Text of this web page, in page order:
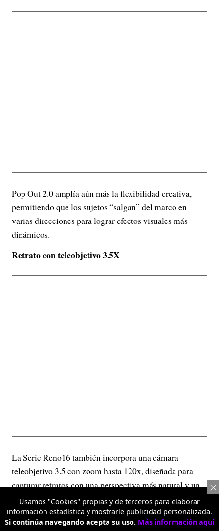
Pop Out 2.0 amplía aún más la flexibilidad creativa,
permitiendo que los sujetos “salgan” del marco en
varias direcciones para lograr efectos visuales más
dinámicos.
Retrato con teleobjetivo 3.5X
La Serie Reno16 también incorpora una cámara
teleobjetivo 3.5 con zoom hasta 120x, diseñada para
capturar retratos con una perspectiva más natural y un
efecto de profundidad que resalta al sujeto sin perder
detalle. Esta lente permite acercarse a la escena sin
sacrificar calidad, ofreciendo imágenes más nítidas y
Usamos "Cookies" propias y de terceros para elaborar
información estadística y mostrarle publicidad personalizada.
Si continúa navegando acepta su uso. Más información aquí